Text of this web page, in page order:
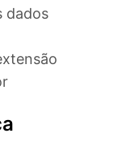
dados